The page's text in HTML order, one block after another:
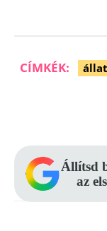
CÍMKÉK:
Állítsd
az